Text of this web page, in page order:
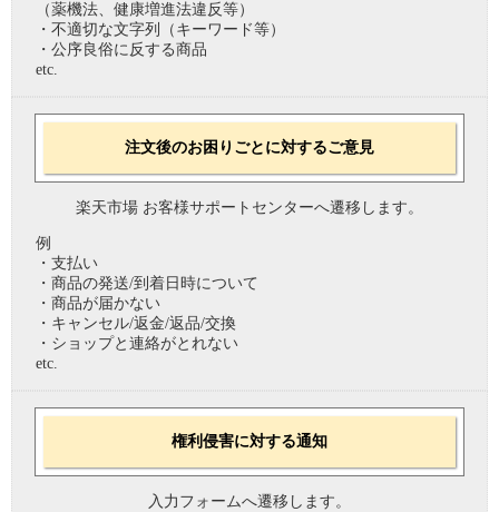
（薬機法、健康増進法違反等）
・不適切な文字列（キーワード等）
・公序良俗に反する商品
etc.
注文後のお困りごとに対するご意見
楽天市場 お客様サポートセンターへ遷移します。
例
・支払い
・商品の発送/到着日時について
・商品が届かない
・キャンセル/返金/返品/交換
・ショップと連絡がとれない
etc.
権利侵害に対する通知
入力フォームへ遷移します。